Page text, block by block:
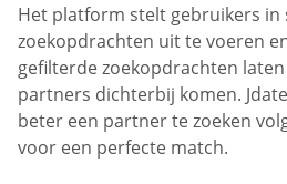
Het platform stelt gebruikers
zoekopdrachten uit te voeren
gefilterde zoekopdrachten
partners dichterbij komen.
beter een partner te zoeken
voor een perfecte match.